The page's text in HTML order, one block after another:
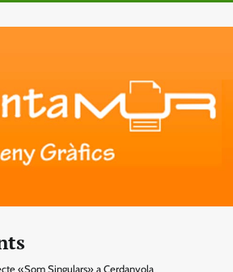
«Som Singulars» a Cerdanyola